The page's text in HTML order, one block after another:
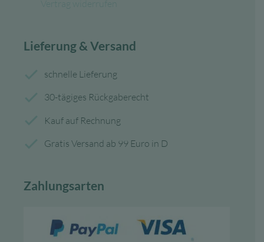
Lieferung & Versand
schnelle Lieferung
30-tägiges Rückgaberecht
Kauf auf Rechnung
Gratis Versand ab 99 Euro in D
Zahlungsarten